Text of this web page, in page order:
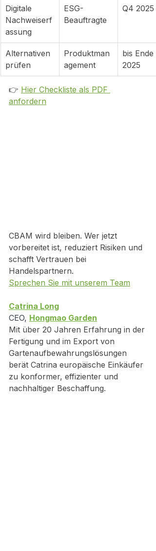
Digitale
Nachweiserf
assung
ESG-
Beauftragte
Q4 2025
Alternativen
prüfen
Produktman
agement
bis Ende
2025
👉 Hier Checkliste als PDF
anfordern
CBAM wird bleiben. Wer jetzt
vorbereitet ist, reduziert Risiken und
schafft Vertrauen bei
Handelspartnern.
Sprechen Sie mit unserem Team
Catrina Long
CEO, Hongmao Garden
Mit über 20 Jahren Erfahrung in der
Fertigung und im Export von
Gartenaufbewahrungslösungen
berät Catrina europäische Einkäufer
zu konformer, effizienter und
nachhaltiger Beschaffung.